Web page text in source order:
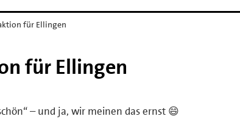
für Ellingen
für Ellingen
– und ja, wir meinen das ernst 😄